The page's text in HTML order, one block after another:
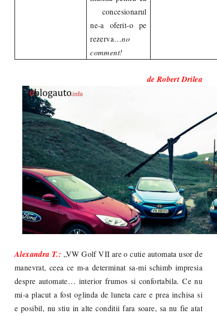
concesionarul
ne-a oferit-o pe
rezerva…no
comment!
de Robert Drilea
Alexandra T.: „VW Golf VII are o cutie automata usor de
manevrat, ceea ce m-a determinat sa-mi schimb impresia
despre automate… interior frumos si confortabila. Ce nu
mi-a placut a fost oglinda de luneta care e prea inchisa si
e posibil, nu stiu in alte conditii fara soare, sa nu fie atat